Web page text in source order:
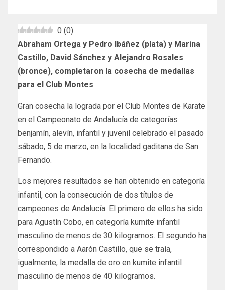
0 (0)
Abraham Ortega y Pedro Ibáñez (plata) y Marina
Castillo, David Sánchez y Alejandro Rosales
(bronce), completaron la cosecha de medallas
para el Club Montes
Gran cosecha la lograda por el Club Montes de Karate
en el Campeonato de Andalucía de categorías
benjamín, alevín, infantil y juvenil celebrado el pasado
sábado, 5 de marzo, en la localidad gaditana de San
Fernando.
Los mejores resultados se han obtenido en categoría
infantil, con la consecución de dos títulos de
campeones de Andalucía. El primero de ellos ha sido
para Agustín Cobo, en categoría kumite infantil
masculino de menos de 30 kilogramos. El segundo ha
correspondido a Aarón Castillo, que se traía,
igualmente, la medalla de oro en kumite infantil
masculino de menos de 40 kilogramos.